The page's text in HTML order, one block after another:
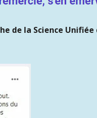
de la Science